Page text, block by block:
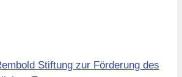
Stiftung zur Förderung des